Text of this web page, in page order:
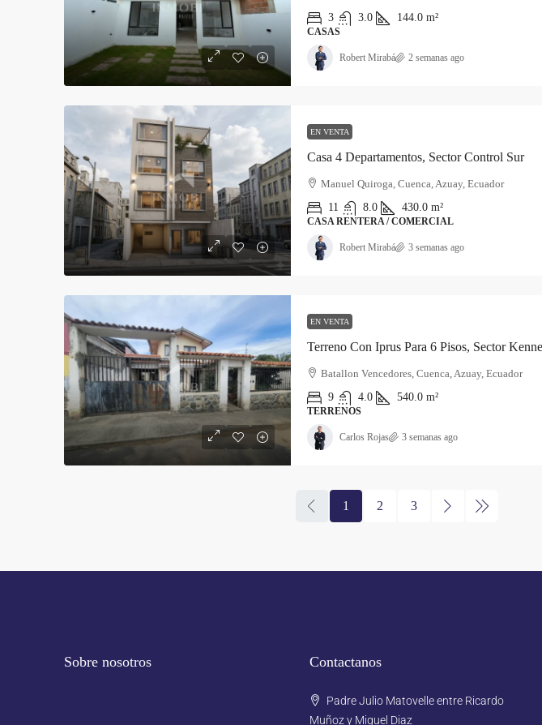
3
3.0 144.0 m²
CASAS
Robert Mirabá 2 semanas ago
EN VENTA
Casa 4 Departamentos, Sector Control Sur
Manuel Quiroga, Cuenca, Azuay, Ecuador
11
8.0 430.0 m²
CASA RENTERA / COMERCIAL
Robert Mirabá 3 semanas ago
EN VENTA
Terreno Con Iprus Para 6 Pisos, Sector
Batallon Vencedores, Cuenca, Azuay, Ecuador
9
4.0 540.0 m²
TERRENOS
Carlos Rojas 3 semanas ago
1 2 3
Sobre nosotros Contactanos
Padre Julio Matovelle entre Ricardo
Muñoz y Miguel Diaz